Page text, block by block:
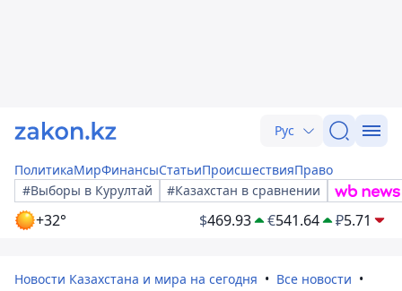
Рус
ПолитикаМирФинансыСтатьиПроисшествияПраво
#Выборы в Курултай
#Казахстан в сравнении
+32° $469.93 €541.64 ₽5.71
Новости Казахстана и мира на сегодня
Все новости